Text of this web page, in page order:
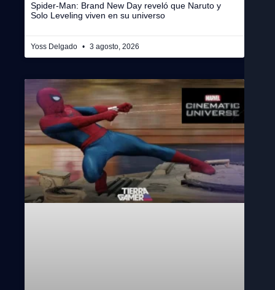
Spider-Man: Brand New Day reveló que Naruto y
Solo Leveling viven en su universo
Yoss Delgado 3 agosto, 2026